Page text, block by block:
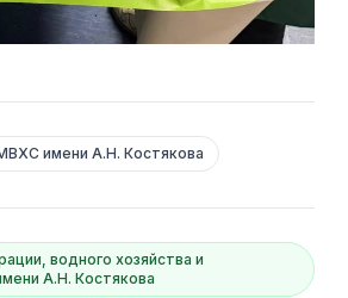
имени А.Н. Костякова
водного хозяйства и
А.Н. Костякова